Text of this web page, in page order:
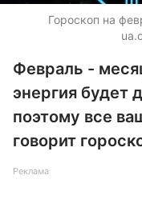
Гороскоп на
Февраль -
энергия будет
поэтому все
говорит
Реклама